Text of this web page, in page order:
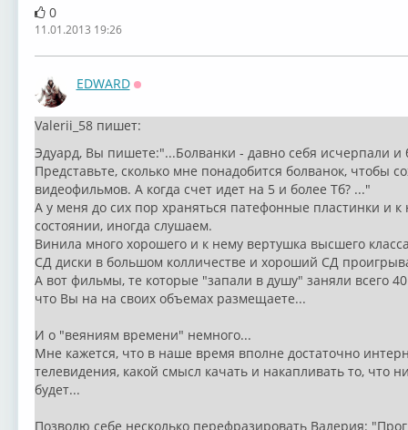
0
11.01.2013 19:26
EDWARD
Valerii_58 пишет:
Эдуард, Вы пишете:"...Болванки - давно себя исчерпали
Представьте, сколько мне понадобится болванок, чтобы
видеофильмов. А когда счет идет на 5 и более Тб? ..."
А у меня до сих пор храняться патефонные пластинки и
состоянии, иногда слушаем.
Винила много хорошего и к нему вертушка высшего
СД диски в большом колличестве и хороший СД
А вот фильмы, те которые "запали в душу" заняли всего
что Вы на на своих объемах размещаете...
И о "веяниям времени" немного...
Мне кажется, что в наше время вполне достаточно
телевидения, какой смысл качать и накапливать то, что
будет...
Позволю себе несколько перефразировать Валерия: